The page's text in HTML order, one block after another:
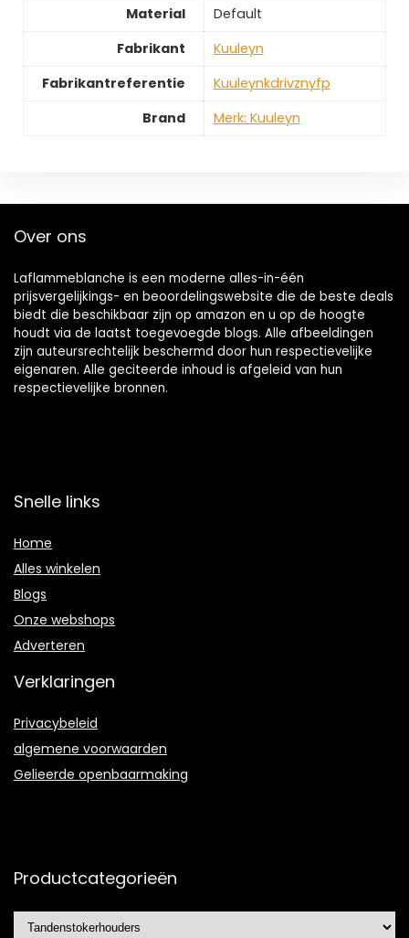
Material
‎Default
Fabrikant
‎Kuuleyn
Fabrikantreferentie
‎Kuuleynkdrivznyfp
Brand
Merk: Kuuleyn
Over ons
Laflammeblanche is een moderne alles-in-één
prijsvergelijkings- en beoordelingswebsite die de beste deals
biedt die beschikbaar zijn op amazon en u op de hoogte
houdt via de laatst toegevoegde blogs. Alle afbeeldingen
zijn auteursrechtelijk beschermd door hun respectievelijke
eigenaren. Alle geciteerde inhoud is afgeleid van hun
respectievelijke bronnen.
Snelle links
Home
Alles winkelen
Blogs
Onze webshops
Adverteren
Verklaringen
Privacybeleid
algemene voorwaarden
Gelieerde openbaarmaking
Productcategorieën